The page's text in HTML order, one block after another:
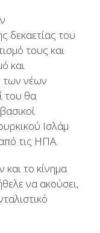
δεκαετίας του
τους και
και
των νέων
του θα
Ισλάμ
τις ΗΠΑ.
και το κίνημα
να ακούσει,